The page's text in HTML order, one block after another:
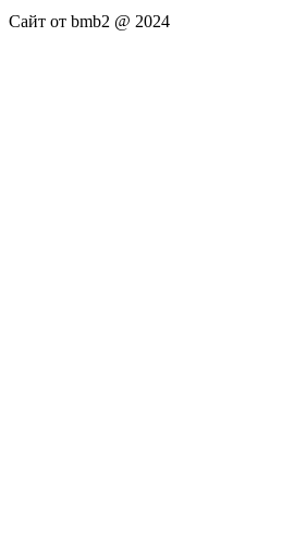
Сайт от bmb2 @ 2024